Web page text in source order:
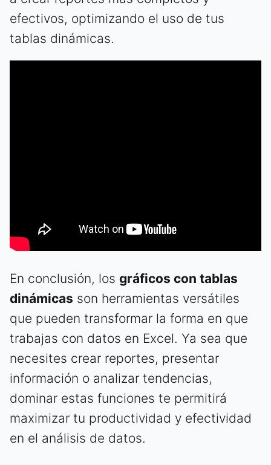
efectivos, optimizando el uso de tus
tablas dinámicas.
En conclusión, los gráficos con tablas
dinámicas son herramientas versátiles
que pueden transformar la forma en que
trabajas con datos en Excel. Ya sea que
necesites crear reportes, presentar
información o analizar tendencias,
dominar estas funciones te permitirá
maximizar tu productividad y efectividad
en el análisis de datos.